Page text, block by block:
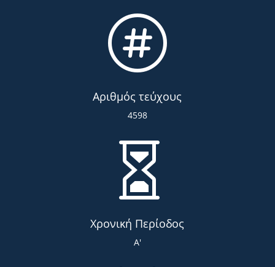

Αριθμός τεύχους
4598

Χρονική Περίοδος
Α'